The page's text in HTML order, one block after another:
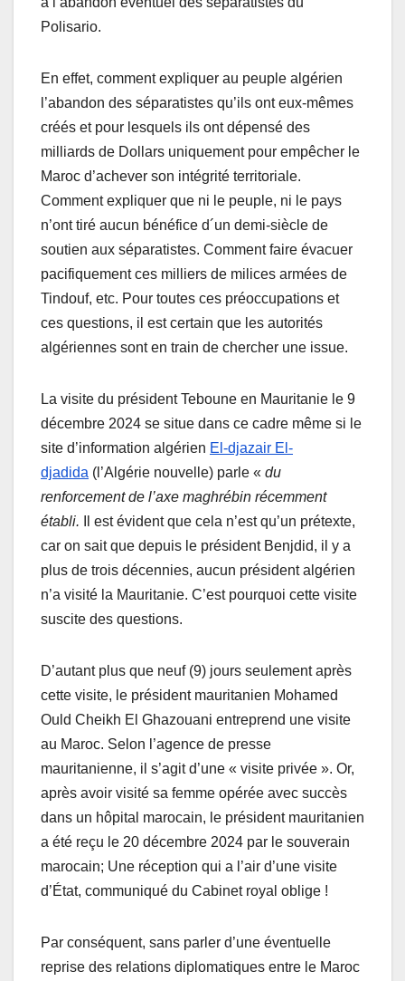
Polisario.
En effet, comment expliquer au peuple algérien
l’abandon des séparatistes qu’ils ont eux-mêmes
créés et pour lesquels ils ont dépensé des
milliards de Dollars uniquement pour empêcher le
Maroc d’achever son intégrité territoriale.
Comment expliquer que ni le peuple, ni le pays
n’ont tiré aucun bénéfice d´un demi-siècle de
soutien aux séparatistes. Comment faire évacuer
pacifiquement ces milliers de milices armées de
Tindouf, etc. Pour toutes ces préoccupations et
ces questions, il est certain que les autorités
algériennes sont en train de chercher une issue.
La visite du président Teboune en Mauritanie le 9
décembre 2024 se situe dans ce cadre même si le
site d’information algérien El-djazair El-
djadida (l’Algérie nouvelle) parle « du
renforcement de l’axe maghrébin récemment
établi.
Il est évident que cela n’est qu’un prétexte,
car on sait que depuis le président Benjdid, il y a
plus de trois décennies, aucun président algérien
n’a visité la Mauritanie. C’est pourquoi cette visite
suscite des questions.
D’autant plus que neuf (9) jours seulement après
cette visite, le président mauritanien Mohamed
Ould Cheikh El Ghazouani entreprend une visite
au Maroc. Selon l’agence de presse
mauritanienne, il s’agit d’une « visite privée ». Or,
après avoir visité sa femme opérée avec succès
dans un hôpital marocain, le président mauritanien
a été reçu le 20 décembre 2024 par le souverain
marocain; Une réception qui a l’air d’une visite
d’État, communiqué du Cabinet royal oblige !
Par conséquent, sans parler d’une éventuelle
reprise des relations diplomatiques entre le Maroc